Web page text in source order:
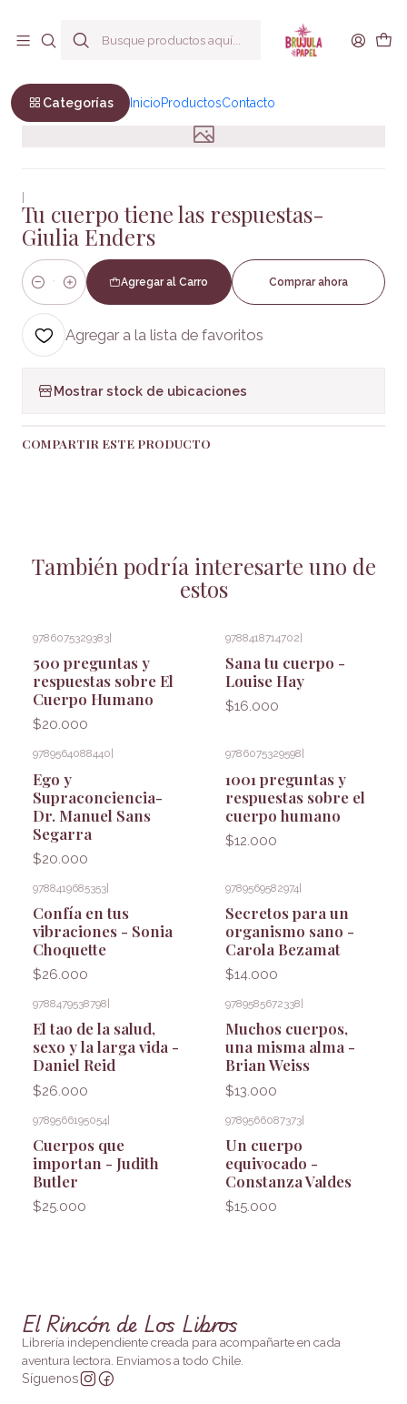
Categorías InicioProductosContacto
Autoayuda
|
Tu cuerpo tiene las respuestas-
Giulia Enders
Cantidad
Agregar al Carro Comprar ahora
Agregar a la lista de favoritos
Mostrar stock de ubicaciones
COMPARTIR ESTE PRODUCTO
También podría interesarte uno de
estos
9786075329383
500 preguntas y
respuestas sobre El
Cuerpo Humano
$20.000
9788418714702
Sana tu cuerpo -
Louise Hay
$16.000
9789564088440
Ego y
Supraconciencia-
Dr. Manuel Sans
Segarra
$20.000
9786075329598
1001 preguntas y
respuestas sobre el
cuerpo humano
$12.000
9788419685353|
Confía en tus
vibraciones - Sonia
Choquette
$26.000
9789569582974|
Secretos para un
organismo sano -
Carola Bezamat
$14.000
9788479538798
El tao de la salud,
sexo y la larga vida -
Daniel Reid
$26.000
9789585672338
Muchos cuerpos,
una misma alma -
Brian Weiss
$13.000
9789566195054|
Cuerpos que
importan - Judith
Butler
$25.000
9789566087373|
Un cuerpo
equivocado -
Constanza Valdes
$15.000
El Rincón de Los Libros
Librería independiente creada para acompañarte en cada
aventura lectora. Enviamos a todo Chile.
Síguenos